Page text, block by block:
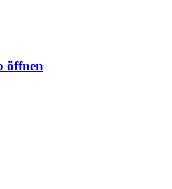
öffnen